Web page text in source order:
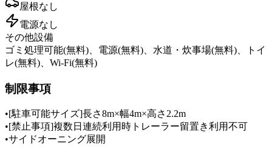
屋根なし
電源なし
その他設備
ゴミ処理可能(無料)、電源(無料)、水道・炊事場(無料)、トイ
レ(無料)、Wi-Fi(無料)
制限事項
•[駐車可能サイズ]長さ8m×幅4m×高さ2.2m
•[禁止事項]複数日連続利用時トレーラー留置き利用不可
•サイドオーニング展開